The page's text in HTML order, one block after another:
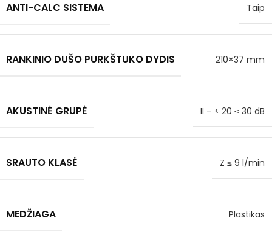
ANTI-CALC SISTEMA Taip
RANKINIO DUŠO PURKŠTUKO DYDIS 210×37 mm
AKUSTINĖ GRUPĖ II – < 20 ≤ 30 dB
SRAUTO KLASĖ Z ≤ 9 l/min
MEDŽIAGA Plastikas